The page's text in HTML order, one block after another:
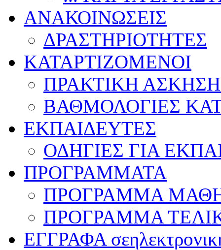
ΑΝΑΚΟΙΝΩΣΕΙΣ
ΔΡΑΣΤΗΡΙΟΤΗΤΕΣ
ΚΑΤΑΡΤΙΖΟΜΕΝΟΙ
ΠΡΑΚΤΙΚΗ
ΒΑΘΜΟΛΟΓΙΕΣ
ΕΚΠΑΙΔΕΥΤΕΣ
ΟΔΗΓΙΕΣ ΓΙΑ
ΠΡΟΓΡΑΜΜΑΤΑ
ΠΡΟΓΡΑΜΜΑ
ΠΡΟΓΡΑΜΜΑ
ΕΓΓΡΑΦΑ σε